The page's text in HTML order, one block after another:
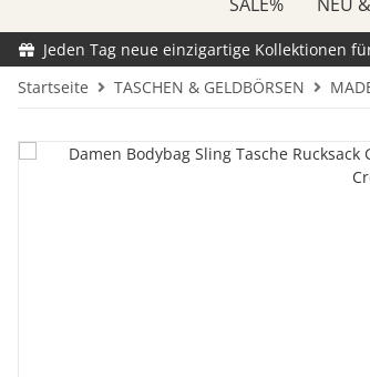
Jeden Tag neue einzigartige Kollektionen
Startseite
TASCHEN & GELDBÖRSEN